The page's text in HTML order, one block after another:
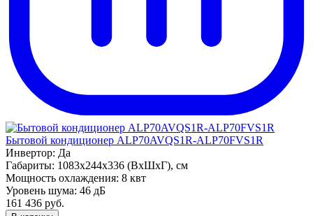
Бытовой кондиционер ALP70AVQS1R-ALP70FVS1R
Инвертор: Да
Габариты: 1083x244x336 (ВхШхГ), см
Мощность охлаждения: 8 квт
Уровень шума: 46 дБ
161 436 руб.